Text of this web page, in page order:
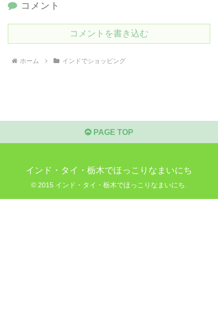
コメント
コメントを書き込む
ホーム インドでショッピング
PAGE TOP
インド・タイ・栃木でほっこりなまいにち
© 2015 インド・タイ・栃木でほっこりなまいにち.